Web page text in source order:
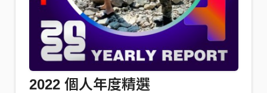
2022 個人年度精選